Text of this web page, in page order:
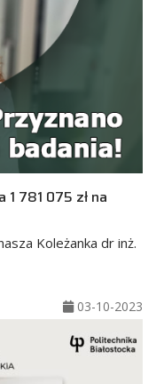
781 075 zł na
Koleżanka dr inż.
03-10-2023